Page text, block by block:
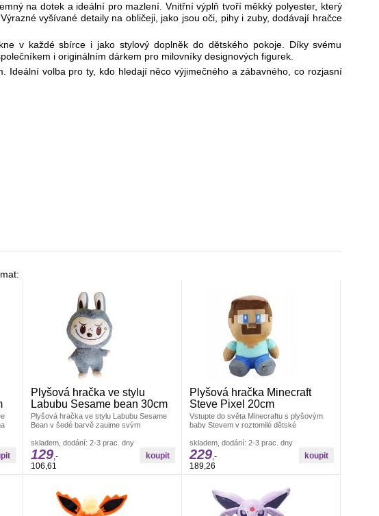
na dotek a ideální pro mazlení. Vnitřní výplň tvoří měkký polyester, který
vyšívané detaily na obličeji, jako jsou oči, pihy i zuby, dodávají hračce
v každé sbírce i jako stylový doplněk do dětského pokoje. Díky svému
i originálním dárkem pro milovníky designových figurek.
Ideální volba pro ty, kdo hledají něco výjimečného a zábavného, co rozjasní
Plyšová hračka ve stylu
Labubu Sesame bean 30cm
Plyšová hračka ve stylu Labubu Sesame
Bean v šedé barvě zaujme svým
minimalistickým
skladem, dodání: 2-3 prac. dny
129,-
106,61
Plyšová hračka Minecraft
Steve Pixel 20cm
Vstupte do světa Minecraftu s plyšovým
baby Stevem v roztomilé dětské
skladem, dodání: 2-3 prac. dny
229,-
189,26